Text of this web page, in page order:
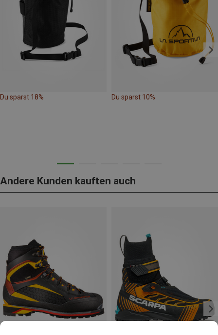
Du sparst 18% Du sparst 10%
Andere Kunden kauften auch